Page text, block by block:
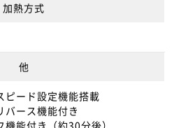
加熱方式
他
ピード設定機能搭載
バース機能付き
能付き（約30分後）